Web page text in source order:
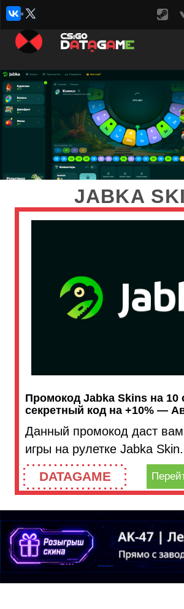
JABKA
Промокод Jabka Skins на 10
секретный код на +10% —
Данный промокод даст
игры на рулетке Jabka Skin.
DATAGAME